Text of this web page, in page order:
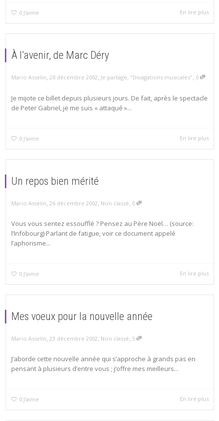
0 J'aime En lire plus
À l’avenir, de Marc Déry
Mario Asselin, 28 décembre 2002, Je partage, "Divagations musicales", 0
Je mijote ce billet depuis plusieurs jours. De fait, après le spectacle
de Peter Gabriel, je me suis « attaqué »...
0 J'aime En lire plus
Un repos bien mérité
Mario Asselin 26 décembre 2002 Non classé 0
Vous vous sentez essoufflé ? Pensez au Père Noël… (source:
l’Infobourg) Parlant de fatigue, voir ce document appelé
l’aphorisme...
0 J'aime En lire plus
Mes voeux pour la nouvelle année
Mario Asselin, 23 décembre 2002, Non classé, 5
J’aborde cette nouvelle année qui s’approche à grands pas en
pensant à plusieurs d’entre vous ; j’offre mes meilleurs...
0 J'aime En lire plus